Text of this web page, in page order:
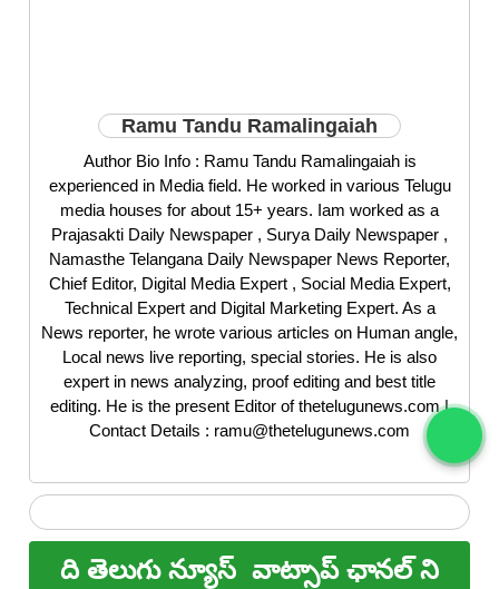
Ramu Tandu Ramalingaiah
Author Bio Info : Ramu Tandu Ramalingaiah is
experienced in Media field. He worked in various Telugu
media houses for about 15+ years. Iam worked as a
Prajasakti Daily Newspaper , Surya Daily Newspaper ,
Namasthe Telangana Daily Newspaper News Reporter,
Chief Editor, Digital Media Expert , Social Media Expert,
Technical Expert and Digital Marketing Expert. As a
News reporter, he wrote various articles on Human angle,
Local news live reporting, special stories. He is also
expert in news analyzing, proof editing and best title
editing. He is the present Editor of thetelugunews.com |
Contact Details : ramu@thetelugunews.com
ది తెలుగు న్యూస్ వాట్సాప్ ఛానల్ ని